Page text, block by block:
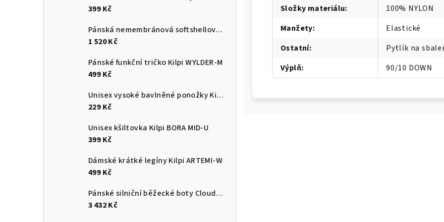
399 Kč
Pánská nemembránová softshellová běžecká bunda Kilpi BALEO-M
1 520 Kč
Pánské funkční tričko Kilpi WYLDER-M
499 Kč
Unisex vysoké bavlněné ponožky Kilpi 3P PALWAY-U
229 Kč
Unisex kšiltovka Kilpi BORA MID-U
399 Kč
Dámské krátké legíny Kilpi ARTEMI-W
499 Kč
Pánské silniční běžecké boty Cloudsurfer Max
3 432 Kč
Složky materiálu:
100% NYLON
Manžety:
Elastické
Ostatní:
Pytlík na
Výplň: 90/10 DOWN